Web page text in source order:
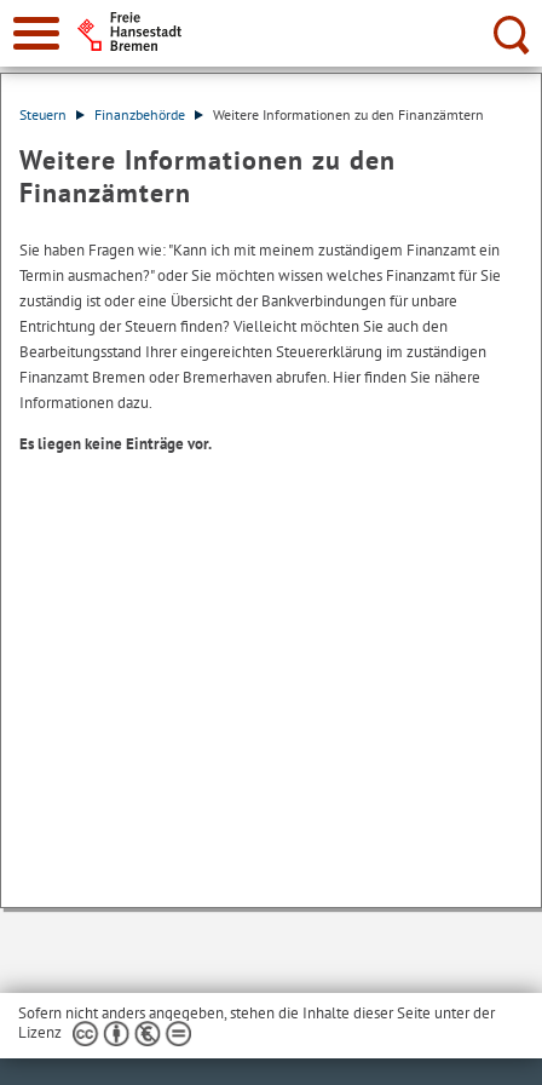
Suche:
Steuern Finanzbehörde Weitere Informationen zu den Finanzämtern
Weitere Informationen zu den
Finanzämtern
Sie haben Fragen wie: "Kann ich mit meinem zuständigem Finanzamt ein
Termin ausmachen?" oder Sie möchten wissen welches Finanzamt für Sie
zuständig ist oder eine Übersicht der Bankverbindungen für unbare
Entrichtung der Steuern finden? Vielleicht möchten Sie auch den
Bearbeitungsstand Ihrer eingereichten Steuererklärung im zuständigen
Finanzamt Bremen oder Bremerhaven abrufen. Hier finden Sie nähere
Informationen dazu.
Es liegen keine Einträge vor.
Sofern nicht anders angegeben, stehen die Inhalte dieser Seite unter der
Lizenz